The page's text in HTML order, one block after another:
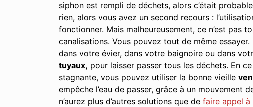
siphon est rempli de déchets, alors c’était
rien, alors vous avez un second recours :
fonctionner. Mais malheureusement, ce n’est pas
canalisations. Vous pouvez tout de même
dans votre évier, dans votre baignoire ou dans
tuyaux, pour laisser passer tous les déchets. En
stagnante, vous pouvez utiliser la bonne vieille
empêche l’eau de passer, grâce à un mouvement
n’aurez plus d’autres solutions que de faire appel